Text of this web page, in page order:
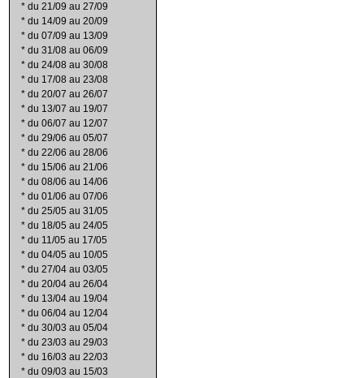
* du 21/09 au 27/09
* du 14/09 au 20/09
* du 07/09 au 13/09
* du 31/08 au 06/09
* du 24/08 au 30/08
* du 17/08 au 23/08
* du 20/07 au 26/07
* du 13/07 au 19/07
* du 06/07 au 12/07
* du 29/06 au 05/07
* du 22/06 au 28/06
* du 15/06 au 21/06
* du 08/06 au 14/06
* du 01/06 au 07/06
* du 25/05 au 31/05
* du 18/05 au 24/05
* du 11/05 au 17/05
* du 04/05 au 10/05
* du 27/04 au 03/05
* du 20/04 au 26/04
* du 13/04 au 19/04
* du 06/04 au 12/04
* du 30/03 au 05/04
* du 23/03 au 29/03
* du 16/03 au 22/03
* du 09/03 au 15/03